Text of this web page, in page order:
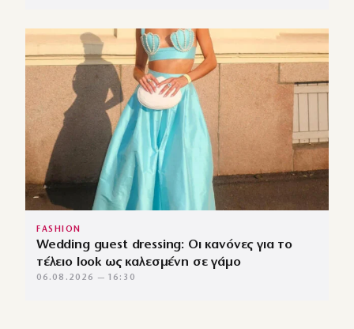
FASHION
Wedding guest dressing: Οι κανόνες για το
τέλειο look ως καλεσμένη σε γάμο
06.08.2026 — 16:30